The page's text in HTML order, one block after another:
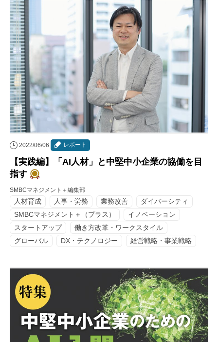
2022/06/06 レポート
【実践編】「AI人材」と中堅中小企業の協働を目
指す
SMBCマネジメント＋編集部
人材育成 人事・労務 業務改善
ダイバーシティ
SMBCマネジメント＋（プラス）
イノベーション
スタートアップ
働き方改革・ワークスタイル
グローバル
DX・テクノロジー 経営戦略・事業戦略